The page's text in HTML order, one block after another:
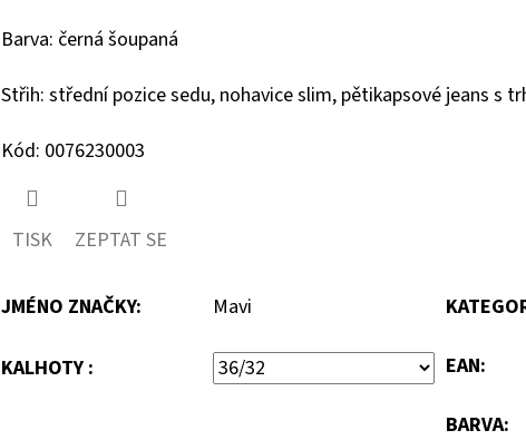
Barva: černá šoupaná
Střih: střední pozice sedu, nohavice slim, pětikapsové jeans s
Kód: 0076230003
TISK ZEPTAT SE
JMÉNO ZNAČKY: Mavi
KALHOTY : EAN:
BARVA: